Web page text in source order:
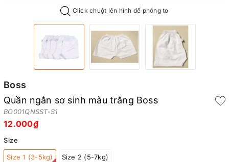
Click chuột lên hình để phóng to
Boss
Quần ngắn sơ sinh màu trắng Boss
BO001QNSST-S1
12.000₫
Size
Size 1 (3-5kg) Size 2 (5-7kg)